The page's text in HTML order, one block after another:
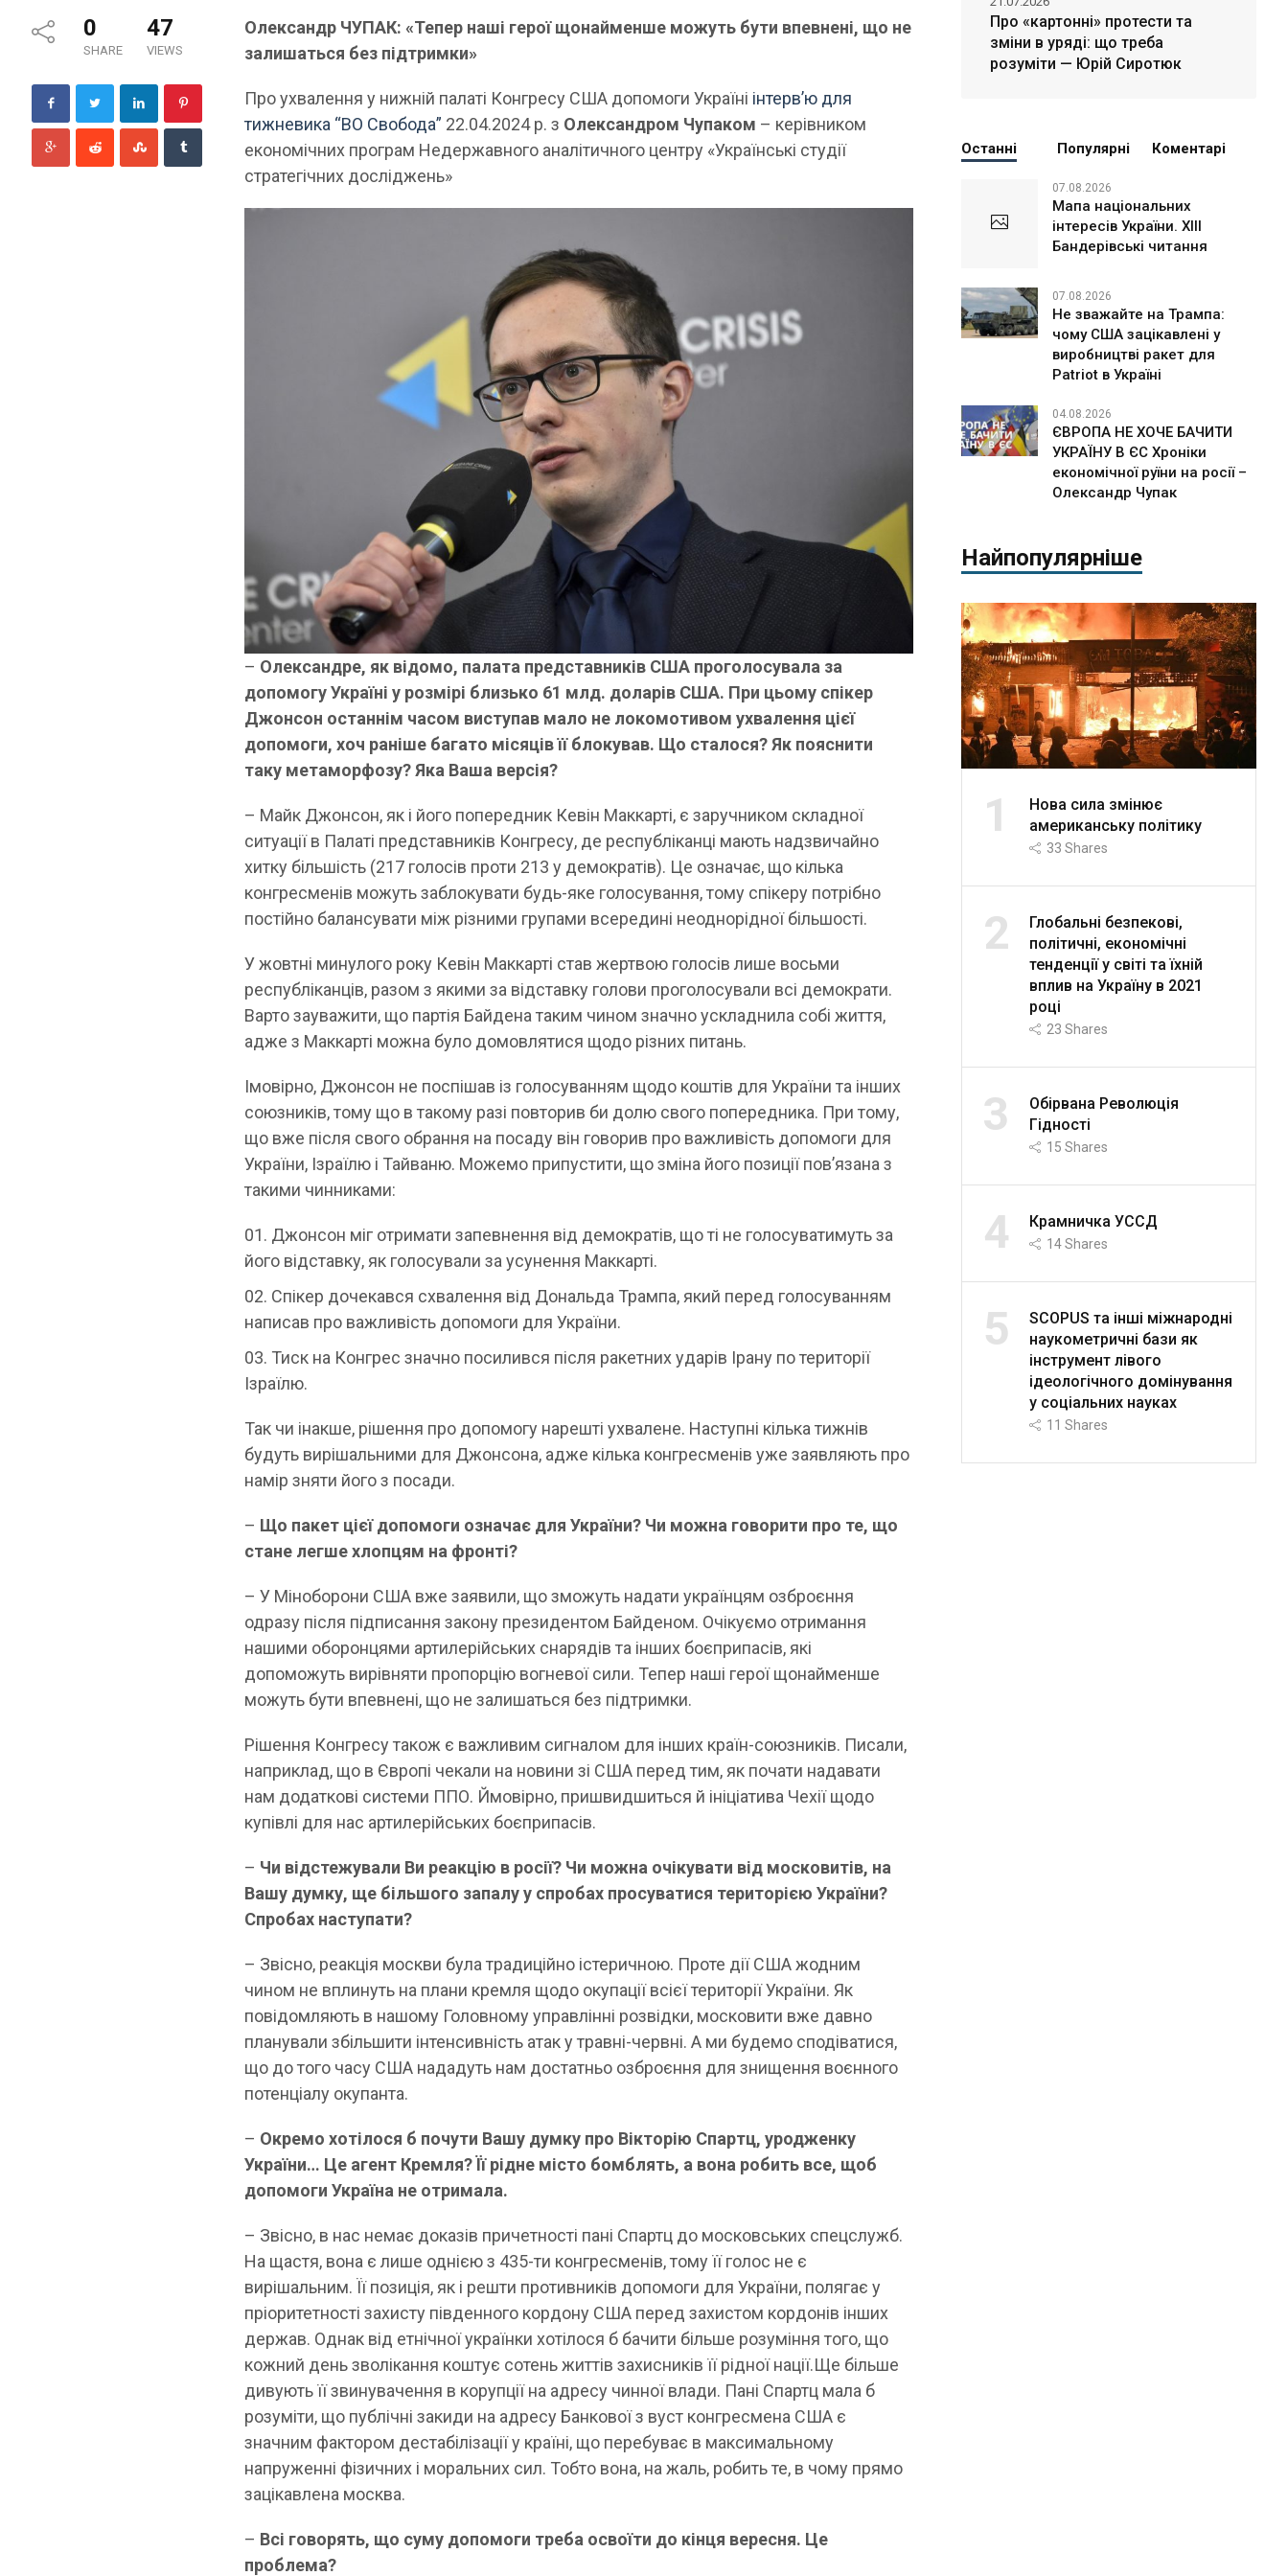
0
SHARE
47
VIEWS
Олександр ЧУПАК: «Тепер наші герої щонайменше можуть бути впевнені, що не
залишаться без підтримки»
Про ухвалення у нижній палаті Конгресу США допомоги Україні інтерв’ю для
тижневика “ВО Свобода” 22.04.2024 р. з Олександром Чупаком – керівником
економічних програм Недержавного аналітичного центру «Українські студії
стратегічних досліджень»
– Олександре, як відомо, палата представників США проголосувала за
допомогу Україні у розмірі близько 61 млд. доларів США. При цьому спікер
Джонсон останнім часом виступав мало не локомотивом ухвалення цієї
допомоги, хоч раніше багато місяців її блокував. Що сталося? Як пояснити
таку метаморфозу? Яка Ваша версія?
– Майк Джонсон, як і його попередник Кевін Маккарті, є заручником складної
ситуації в Палаті представників Конгресу, де республіканці мають надзвичайно
хитку більшість (217 голосів проти 213 у демократів). Це означає, що кілька
конгресменів можуть заблокувати будь-яке голосування, тому спікеру потрібно
постійно балансувати між різними групами всередині неоднорідної більшості.
У жовтні минулого року Кевін Маккарті став жертвою голосів лише восьми
республіканців, разом з якими за відставку голови проголосували всі демократи.
Варто зауважити, що партія Байдена таким чином значно ускладнила собі життя,
адже з Маккарті можна було домовлятися щодо різних питань.
Імовірно, Джонсон не поспішав із голосуванням щодо коштів для України та інших
союзників, тому що в такому разі повторив би долю свого попередника. При тому,
що вже після свого обрання на посаду він говорив про важливість допомоги для
України, Ізраїлю і Тайваню. Можемо припустити, що зміна його позиції пов’язана з
такими чинниками:
Джонсон міг отримати запевнення від демократів, що ті не голосуватимуть за
його відставку, як голосували за усунення Маккарті.
Спікер дочекався схвалення від Дональда Трампа, який перед голосуванням
написав про важливість допомоги для України.
Тиск на Конгрес значно посилився після ракетних ударів Ірану по території
Ізраїлю.
Так чи інакше, рішення про допомогу нарешті ухвалене. Наступні кілька тижнів
будуть вирішальними для Джонсона, адже кілька конгресменів уже заявляють про
намір зняти його з посади.
– Що пакет цієї допомоги означає для України? Чи можна говорити про те, що
стане легше хлопцям на фронті?
– У Міноборони США вже заявили, що зможуть надати українцям озброєння
одразу після підписання закону президентом Байденом. Очікуємо отримання
нашими оборонцями артилерійських снарядів та інших боєприпасів, які
допоможуть вирівняти пропорцію вогневої сили. Тепер наші герої щонайменше
можуть бути впевнені, що не залишаться без підтримки.
Рішення Конгресу також є важливим сигналом для інших країн-союзників. Писали,
наприклад, що в Європі чекали на новини зі США перед тим, як почати надавати
нам додаткові системи ППО. Ймовірно, пришвидшиться й ініціатива Чехії щодо
купівлі для нас артилерійських боєприпасів.
– Чи відстежували Ви реакцію в росії? Чи можна очікувати від московитів, на
Вашу думку, ще більшого запалу у спробах просуватися територією України?
Спробах наступати?
– Звісно, реакція москви була традиційно істеричною. Проте дії США жодним
чином не вплинуть на плани кремля щодо окупації всієї території України. Як
повідомляють в нашому Головному управлінні розвідки, московити вже давно
планували збільшити інтенсивність атак у травні-червні. А ми будемо сподіватися,
що до того часу США нададуть нам достатньо озброєння для знищення воєнного
потенціалу окупанта.
– Окремо хотілося б почути Вашу думку про Вікторію Спартц, уродженку
України… Це агент Кремля? Її рідне місто бомблять, а вона робить все, щоб
допомоги Україна не отримала.
– Звісно, в нас немає доказів причетності пані Спартц до московських спецслужб.
На щастя, вона є лише однією з 435-ти конгресменів, тому її голос не є
вирішальним. Її позиція, як і решти противників допомоги для України, полягає у
пріоритетності захисту південного кордону США перед захистом кордонів інших
держав. Однак від етнічної українки хотілося б бачити більше розуміння того, що
кожний день зволікання коштує сотень життів захисників її рідної нації.Ще більше
дивують її звинувачення в корупції на адресу чинної влади. Пані Спартц мала б
розуміти, що публічні закиди на адресу Банкової з вуст конгресмена США є
значним фактором дестабілізації у країні, що перебуває в максимальному
напруженні фізичних і моральних сил. Тобто вона, на жаль, робить те, в чому прямо
зацікавлена москва.
– Всі говорять, що суму допомоги треба освоїти до кінця вересня. Це
проблема?
Про «картонні» протести та
зміни в уряді: що треба
розуміти — Юрій Сиротюк
Останні Популярні Коментарі
07.08.2026
Мапа національних
інтересів України. ХІІІ
Бандерівські читання
07.08.2026
Не зважайте на Трампа:
чому США зацікавлені у
виробництві ракет для
Patriot в Україні
04.08.2026
ЄВРОПА НЕ ХОЧЕ БАЧИТИ
УКРАЇНУ В ЄС Хроніки
економічної руїни на росії –
Олександр Чупак
Найпопулярніше
1
Нова сила змінює
американську політику
33 Shares
2
Глобальні безпекові,
політичні, економічні
тенденції у світі та їхній
вплив на Україну в 2021
році
23 Shares
3
Обірвана Революція
Гідності
15 Shares
4 Крамничка УССД
14Shares
5
SCOPUS та інші міжнародні
наукометричні бази як
інструмент лівого
ідеологічного домінування
у соціальних науках
11 Shares